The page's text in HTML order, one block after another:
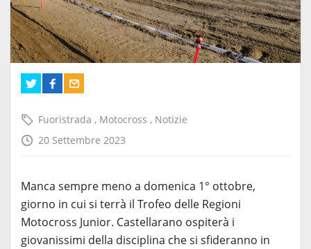
Fuoristrada , Motocross , Notizie
20 Settembre 2023
Manca sempre meno a domenica 1° ottobre,
giorno in cui si terrà il Trofeo delle Regioni
Motocross Junior. Castellarano ospiterà i
giovanissimi della disciplina che si sfideranno in